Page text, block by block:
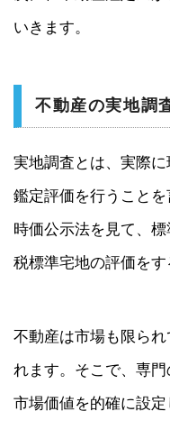
いきます。
不動産の実地調
実地調査とは、実際に
鑑定評価を行うこと
時価公示法を見て、
税標準宅地の評価をす
不動産は市場も限ら
れます。そこで、専
市場価値を的確に設定